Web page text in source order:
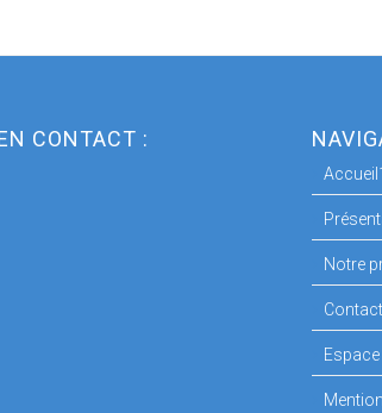
CONTACT :
Accueil1
Notre
Contact